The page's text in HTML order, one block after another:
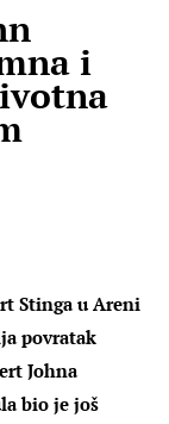
i
Stinga u Areni
povratak
Johna
bio je još